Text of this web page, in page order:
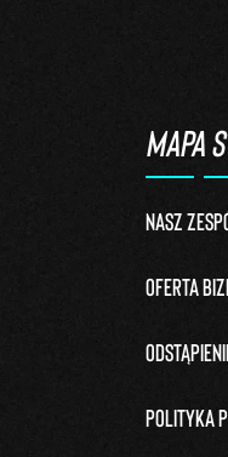
MAPA
Nasz
Oferta
Polityka